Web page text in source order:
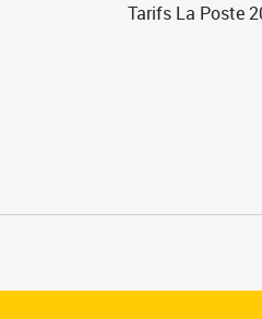
Tarifs La Poste